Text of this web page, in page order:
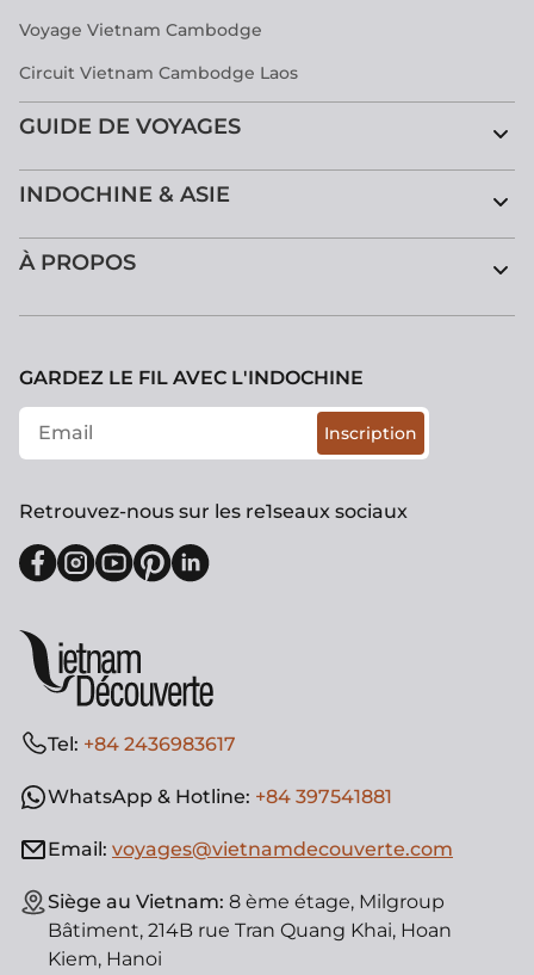
Voyage Vietnam Cambodge
Circuit Vietnam Cambodge Laos
GUIDE DE VOYAGES
INDOCHINE & ASIE
À PROPOS
Tel: +84 2436983617
WhatsApp & Hotline: +84 397541881
Email: voyages@vietnamdecouverte.com
Siège au Vietnam: 8 ème étage, Milgroup
Bâtiment, 214B rue Tran Quang Khai, Hoan
Kiem, Hanoi
GARDEZ LE FIL AVEC L'INDOCHINE
Inscription
Retrouvez-nous sur les re1seaux sociaux